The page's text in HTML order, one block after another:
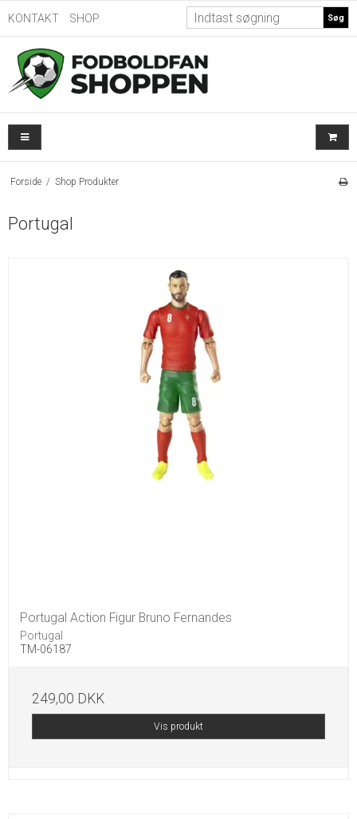
KONTAKT SHOP Søg
Forside / Shop Produkter
Portugal
Portugal Action Figur Bruno Fernandes
Portugal
TM-06187
249,00 DKK
Vis produkt